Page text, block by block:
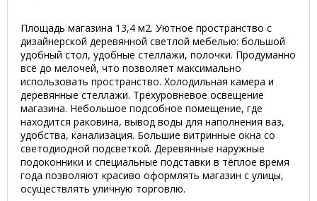
Площадь магазина 13,4 м2. Уютное пространство с
дизайнерской деревянной светлой мебелью: большой
удобный стол, удобные стеллажи, полочки. Продуманно
всё до мелочей, что позволяет максимально
использовать пространство. Холодильная камера и
деревянные стеллажи. Трёхуровневое освещение
магазина. Небольшое подсобное помещение, где
находится раковина, вывод воды для наполнения ваз,
удобства, канализация. Большие витринные окна со
светодиодной подсветкой. Деревянные наружные
подоконники и специальные подставки в тёплое время
года позволяют красиво оформлять магазин с улицы,
осуществлять уличную торговлю.